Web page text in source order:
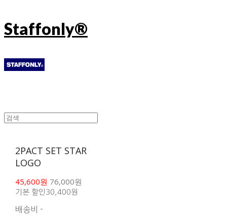
Staffonly®
2PACT SET STAR
LOGO
45,600원 76,000원
기본 할인 30,400원
배송비 -